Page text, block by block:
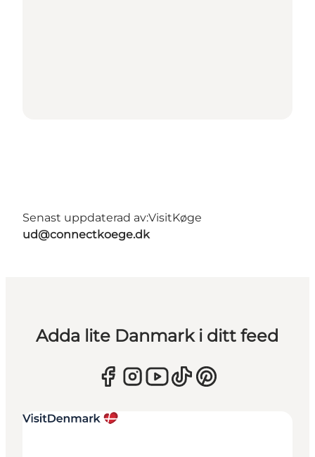
Senast uppdaterad av:VisitKøge
ud@connectkoege.dk
Adda lite Danmark i ditt feed